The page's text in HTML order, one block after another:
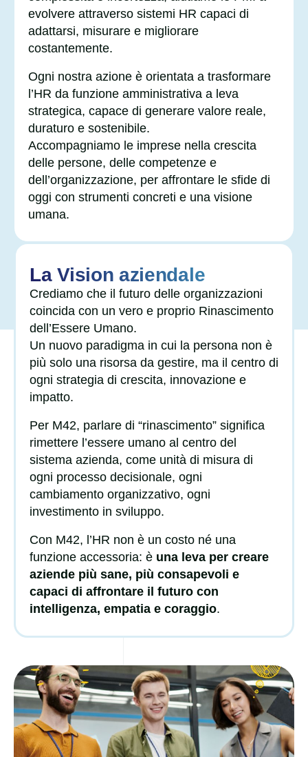
evolvere attraverso sistemi HR capaci di
adattarsi, misurare e migliorare
costantemente.
Ogni nostra azione è orientata a trasformare
l’HR da funzione amministrativa a leva
strategica, capace di generare valore reale,
duraturo e sostenibile.
Accompagniamo le imprese nella crescita
delle persone, delle competenze e
dell’organizzazione, per affrontare le sfide di
oggi con strumenti concreti e una visione
umana.
La Vision aziendale
Crediamo che il futuro delle organizzazioni
coincida con un vero e proprio Rinascimento
dell’Essere Umano.
Un nuovo paradigma in cui la persona non è
più solo una risorsa da gestire, ma il centro di
ogni strategia di crescita, innovazione e
impatto.
Per M42, parlare di “rinascimento” significa
rimettere l’essere umano al centro del
sistema azienda, come unità di misura di
ogni processo decisionale, ogni
cambiamento organizzativo, ogni
investimento in sviluppo.
Con M42, l’HR non è un costo né una
funzione accessoria: è una leva per creare
aziende più sane, più consapevoli e
capaci di affrontare il futuro con
intelligenza, empatia e coraggio.